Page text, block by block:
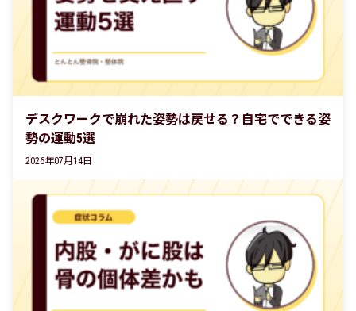
デスクワークで崩れた姿勢は戻せる？自宅でできる姿
勢の運動5選
2026年07月14日